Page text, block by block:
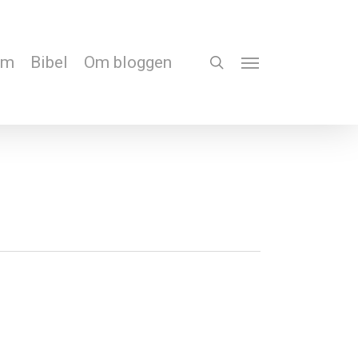
Bibel Om bloggen search
Menu